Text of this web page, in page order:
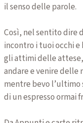
il senso delle parole.
Così, nel sentito dire
incontro i tuoi occhi e
gli attimi delle
andare e venire delle
mentre bevo l’ultimo
di un espresso ormai